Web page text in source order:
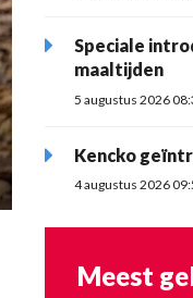
Speciale
maaltijden
5 augustus 2026
Kencko
4 augustus 2026
Meest